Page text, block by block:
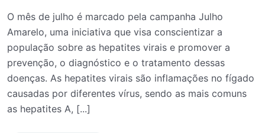
O mês de julho é marcado pela campanha Julho
Amarelo, uma iniciativa que visa conscientizar a
população sobre as hepatites virais e promover a
prevenção, o diagnóstico e o tratamento dessas
doenças. As hepatites virais são inflamações no fígado
causadas por diferentes vírus, sendo as mais comuns
as hepatites A, [...]